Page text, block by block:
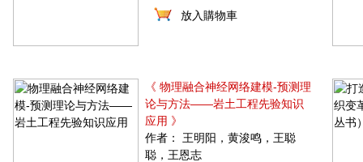
放入購物車
《 物理融合神经网络建模-预测理
论与方法——岩土工程先验知识
应用 》
作者： 王明阳，黄浚鸣，王聪
聪，王恩志